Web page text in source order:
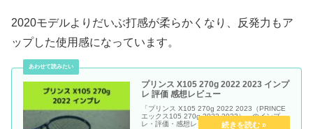
2020モデルよりだいぶ打感が柔らかくなり、反発力もア
ップした使用感になっています。
プリンス X105 270g 2022 2023 インプ
レ 評価 感想レビュー
「プリンス X105 270g 2022 2023（PRINCE
エックス105 270g 2022 2023）」のインプ
レ・評価・感想レビュー記事です。